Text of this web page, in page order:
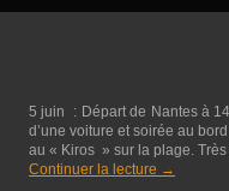
5 juin : Départ de Nantes à
d’une voiture et soirée au
au « Kiros » sur la plage.
Continuer la lecture →